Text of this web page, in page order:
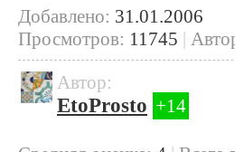
Добавлено: 31.01.2006
Просмотров: 11745 |
Автор:
EtoProsto +14